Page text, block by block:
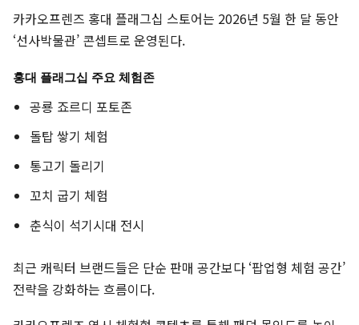
카카오프렌즈 홍대 플래그십 스토어는 2026년 5월 한 달 동안
‘선사박물관’ 콘셉트로 운영된다.
홍대 플래그십 주요 체험존
공룡 죠르디 포토존
돌탑 쌓기 체험
통고기 돌리기
꼬치 굽기 체험
춘식이 석기시대 전시
최근 캐릭터 브랜드들은 단순 판매 공간보다 ‘팝업형 체험 공간’
전략을 강화하는 흐름이다.